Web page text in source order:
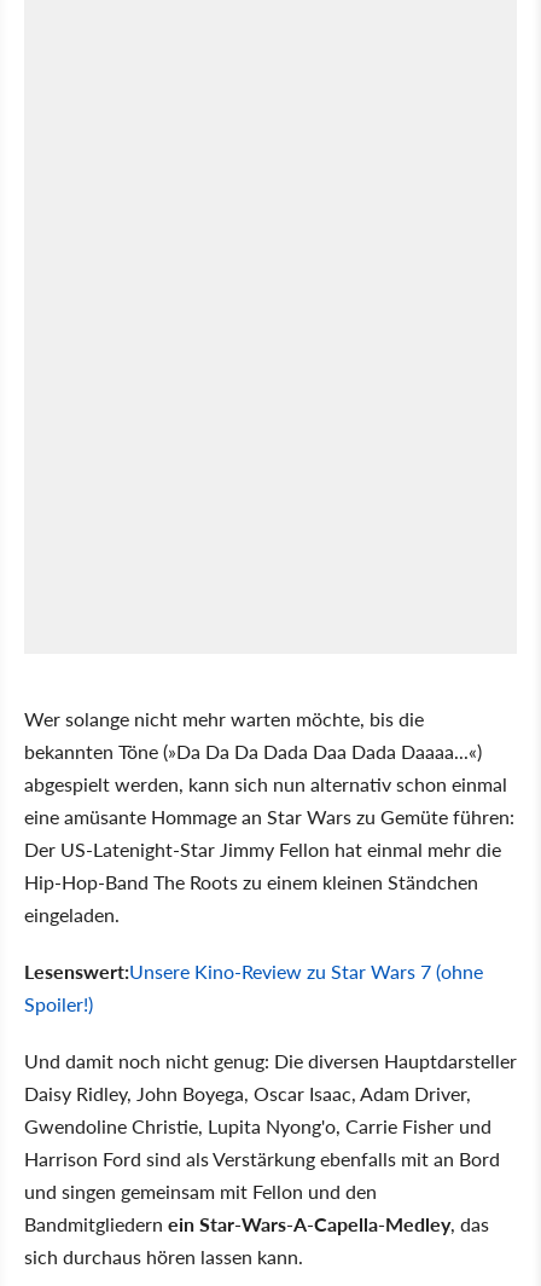
Wer solange nicht mehr warten möchte, bis die
bekannten Töne (»Da Da Da Dada Daa Dada Daaaa...«)
abgespielt werden, kann sich nun alternativ schon einmal
eine amüsante Hommage an Star Wars zu Gemüte führen:
Der US-Latenight-Star Jimmy Fellon hat einmal mehr die
Hip-Hop-Band The Roots zu einem kleinen Ständchen
eingeladen.
Lesenswert:Unsere Kino-Review zu Star Wars 7 (ohne
Spoiler!)
Und damit noch nicht genug: Die diversen Hauptdarsteller
Daisy Ridley, John Boyega, Oscar Isaac, Adam Driver,
Gwendoline Christie, Lupita Nyong'o, Carrie Fisher und
Harrison Ford sind als Verstärkung ebenfalls mit an Bord
und singen gemeinsam mit Fellon und den
Bandmitgliedern ein Star-Wars-A-Capella-Medley, das
sich durchaus hören lassen kann.